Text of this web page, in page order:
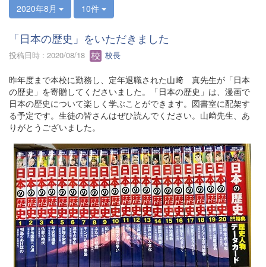
2020年8月 10件
「日本の歴史」をいただきました
投稿日時 : 2020/08/18 校長
昨年度まで本校に勤務し、定年退職された山﨑 真先生が「日本
の歴史」を寄贈してくださいました。「日本の歴史」は、漫画で
日本の歴史について楽しく学ぶことができます。図書室に配架す
る予定です。生徒の皆さんはぜひ読んでください。山﨑先生、あ
りがとうございました。